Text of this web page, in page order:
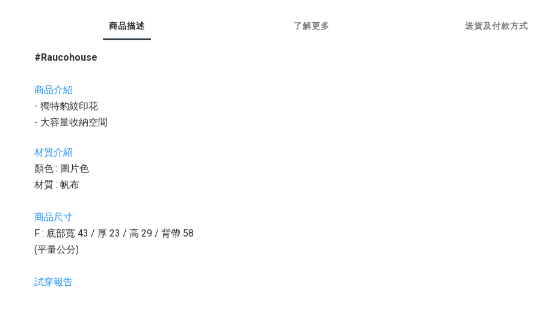
商品描述 了解更多 送貨及付款方式
#Raucohouse
商品介紹
- 獨特豹紋印花
- 大容量收納空間
材質介紹
顏色 : 圖片色
材質 : 帆布
商品尺寸
F : 底部寬 43 / 厚 23 / 高 29 / 背帶 58
(平量公分)
試穿報告